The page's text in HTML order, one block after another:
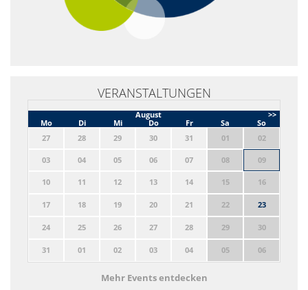
VERANSTALTUNGEN
>>
August
Mo
Di Mi Do Fr Sa
So
27
28 29 30 31 01 02
03 04 05 06 07 08 09
10 11 12 13 14 15 16
17 18 19 20 21 22 23
24 25 26 27 28 29 30
31 01 02 03 04 05 06
Mehr Events entdecken